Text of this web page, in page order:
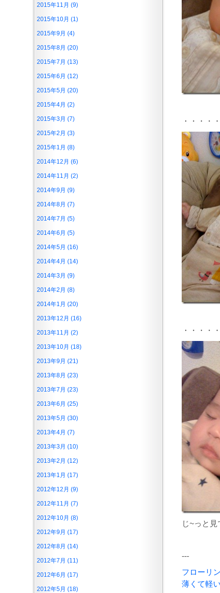
・・・・
・・・・
じ~っと
---
フローリ
薄くて軽
2015年11月 (9)
2015年10月 (1)
2015年9月 (4)
2015年8月 (20)
2015年7月 (13)
2015年6月 (12)
2015年5月 (20)
2015年4月 (2)
2015年3月 (7)
2015年2月 (3)
2015年1月 (8)
2014年12月 (6)
2014年11月 (2)
2014年9月 (9)
2014年8月 (7)
2014年7月 (5)
2014年6月 (5)
2014年5月 (16)
2014年4月 (14)
2014年3月 (9)
2014年2月 (8)
2014年1月 (20)
2013年12月 (16)
2013年11月 (2)
2013年10月 (18)
2013年9月 (21)
2013年8月 (23)
2013年7月 (23)
2013年6月 (25)
2013年5月 (30)
2013年4月 (7)
2013年3月 (10)
2013年2月 (12)
2013年1月 (17)
2012年12月 (9)
2012年11月 (7)
2012年10月 (8)
2012年9月 (17)
2012年8月 (14)
2012年7月 (11)
2012年6月 (17)
2012年5月 (18)